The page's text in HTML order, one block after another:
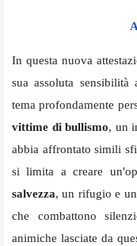
In questa nuova
sua assoluta
tema profondamente
vittime di bullismo, un
abbia affrontato simili
si limita a creare
salvezza, un rifugio e
che combattono
animiche lasciate da